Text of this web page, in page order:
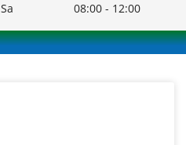
Sa
08:00- 12:00